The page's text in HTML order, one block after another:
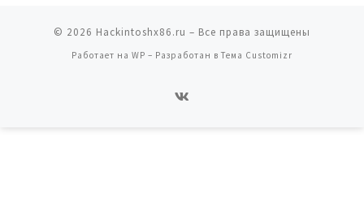
© 2026 Hackintoshx86.ru – Все права защищены
Работает на WP – Разработан в Тема Customizr